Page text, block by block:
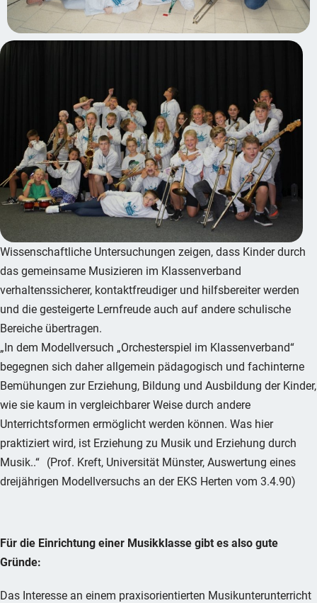
Wissenschaftliche Untersuchungen zeigen, dass Kinder durch
das gemeinsame Musizieren im Klassenverband
verhaltenssicherer, kontaktfreudiger und hilfsbereiter werden
und die gesteigerte Lernfreude auch auf andere schulische
Bereiche übertragen.
„In dem Modellversuch „Orchesterspiel im Klassenverband“
begegnen sich daher allgemein pädagogisch und fachinterne
Bemühungen zur Erziehung, Bildung und Ausbildung der Kinder,
wie sie kaum in vergleichbarer Weise durch andere
Unterrichtsformen ermöglicht werden können. Was hier
praktiziert wird, ist Erziehung zu Musik und Erziehung durch
Musik..“ (Prof. Kreft, Universität Münster, Auswertung eines
dreijährigen Modellversuchs an der EKS Herten vom 3.4.90)
Für die Einrichtung einer Musikklasse gibt es also gute
Gründe:
Das Interesse an einem praxisorientierten Musikunterunterricht